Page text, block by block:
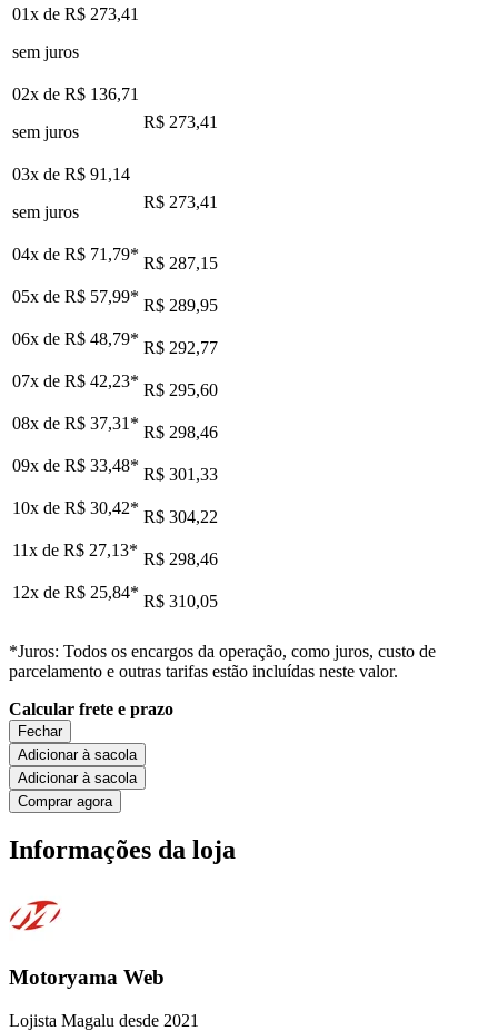
01x de R$ 273,41
sem juros
02x de R$ 136,71
sem juros
R$ 273,41
03x de R$ 91,14
sem juros
R$ 273,41
04x de R$ 71,79* R$ 287,15
05x de R$ 57,99* R$ 289,95
06x de R$ 48,79* R$ 292,77
07x de R$ 42,23* R$ 295,60
08x de R$ 37,31 * R$ 298,46
09x de R$ 33,48* R$ 301,33
10x de R$ 30,42* R$ 304,22
11x de R$ 27,13* R$ 298,46
12x de R$ 25,84* R$ 310,05
*Juros: Todos os encargos da operação, como juros, custo de
parcelamento e outras tarifas estão incluídas neste valor.
Calcular frete e prazo
Fechar
Adicionar à sacola
Adicionar à sacola
Comprar agora
Informações da loja
Motoryama Web
Lojista Magalu desde 2021